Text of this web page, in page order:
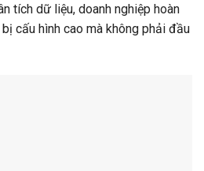
tích dữ liệu, doanh nghiệp hoàn
cấu hình cao mà không phải đầu